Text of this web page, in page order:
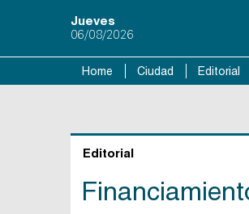
Jueves
06/08/2026
Home Ciudad Editorial
Editorial